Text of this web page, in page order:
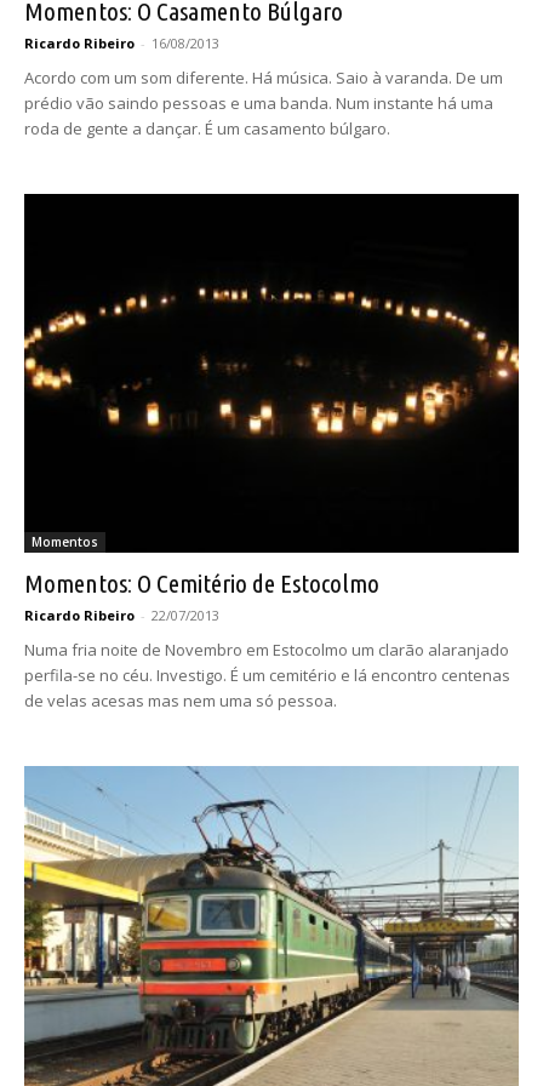
Momentos: O Casamento Búlgaro
Ricardo Ribeiro - 16/08/2013
Acordo com um som diferente. Há música. Saio à varanda. De um
prédio vão saindo pessoas e uma banda. Num instante há uma
roda de gente a dançar. É um casamento búlgaro.
Momentos
Momentos: O Cemitério de Estocolmo
Ricardo Ribeiro - 22/07/2013
Numa fria noite de Novembro em Estocolmo um clarão alaranjado
perfila-se no céu. Investigo. É um cemitério e lá encontro centenas
de velas acesas mas nem uma só pessoa.